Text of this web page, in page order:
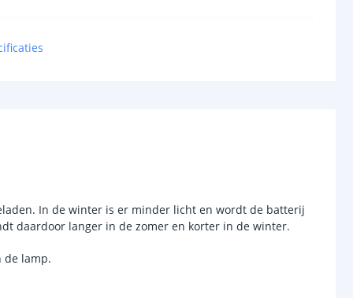
Ja
In de winter is er minder licht en wordt de batterij
daardoor langer in de zomer en korter in de winter.
de lamp.